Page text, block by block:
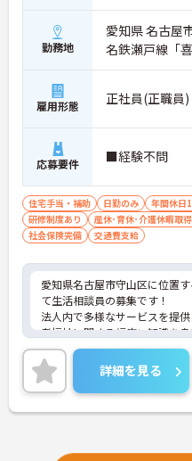
■ プライベートも大切にでき
無理なく長く続けられる勤務
・「年間休日113日」
・有給休暇の取得も推奨
・日勤中心の働き方
→ オンオフのメリハリをつけ
■ 未経験・経験浅めでも安心
新しい環境でもスタートしや
す。
・入職後はマンツーマンで指導
・研修制度あり
・資格取得支援制度あり
→ 段階的に知識や経験を積み
―――――――――――――――
■ 幅広い相談援助業務にチャ
相談員として多彩な経験を積
・入退去に関する相談対応
・ご家族との連絡調整
・短期入所サービスの調整業務
勤務地
愛知県 名古屋
名鉄瀬戸線「
雇用形態 正社員(正職員)
応募要件 ■経験不問
住宅手当・補助 日勤のみ 年間休日
研修制度あり
産休･育休･介護休暇取
社会保険完備
交通費支給
愛知県名古屋市守山区に位置
て生活相談員の募集です！
法人内で多様なサービスを提
者福祉に関する幅広い知識を
きる環境が整っています。
また、「年間休日121日」とお
されており、福利厚生も充実
法人だからこそ、腰を据えて
祉に貢献したい方におすすめ
詳細を見る